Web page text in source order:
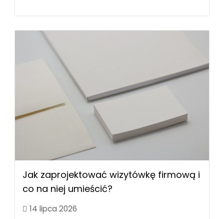
Jak zaprojektować wizytówkę firmową i
co na niej umieścić?
14 lipca 2026